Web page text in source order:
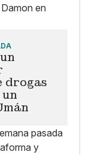
en
drogas
pasada
y